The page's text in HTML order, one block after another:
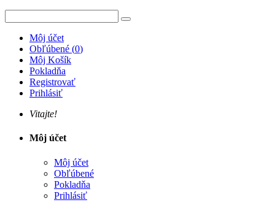
Môj účet
Obľúbené (0)
Môj Košík
Pokladňa
Registrovať
Prihlásiť
Vitajte!
Môj účet
Môj účet
Obľúbené
Pokladňa
Prihlásiť